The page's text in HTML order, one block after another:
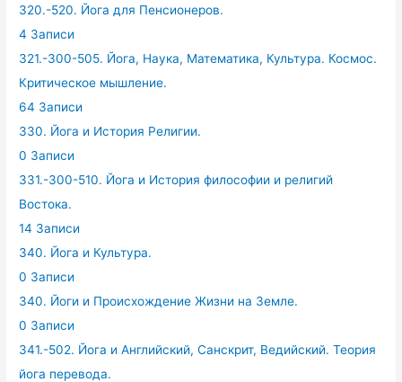
320.-520. Йога для Пенсионеров.
4 Записи
321.-300-505. Йога, Наука, Математика, Культура. Космос.
Критическое мышление.
64 Записи
330. Йога и История Религии.
0 Записи
331.-300-510. Йога и История философии и религий
Востока.
14 Записи
340. Йога и Культура.
0 Записи
340. Йоги и Происхождение Жизни на Земле.
0 Записи
341.-502. Йога и Английский, Санскрит, Ведийский. Теория
йога перевода.